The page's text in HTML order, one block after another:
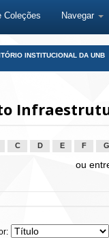
Coleções Navegar
INSTITUCIONAL DA UNB
C D E F G
ou